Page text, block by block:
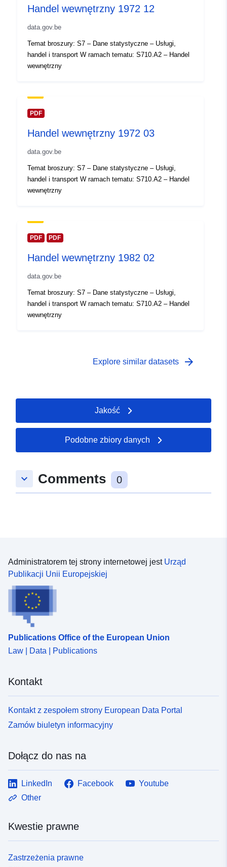
https://statbel.fgov.be/nl
February 2024
Przestrzenne:
] ]
Identyfikatory: Q15388#ID
Prawa dostępu:
coverage:
01 January 1972
Handel wewnętrzny 1972 12
data.gov.be
Temat broszury: S7 – Dane statystyczne – Usługi,
handel i transport W ramach tematu: S710.A2 – Handel
wewnętrzny
PDF
Handel wewnętrzny 1972 03
data.gov.be
Temat broszury: S7 – Dane statystyczne – Usługi,
handel i transport W ramach tematu: S710.A2 – Handel
wewnętrzny
PDF PDF
Handel wewnętrzny 1982 02
data.gov.be
Temat broszury: S7 – Dane statystyczne – Usługi,
handel i transport W ramach tematu: S710.A2 – Handel
wewnętrzny
Explore similar datasets arrow_forward
Jakość
Podobne zbiory danych
keyboard_arrow_down Comments 0
Administratorem tej strony internetowej jest Urząd
Publikacji Unii Europejskiej
Publications Office of the European Union
Law | Data | Publications
Kontakt
Kontakt z zespołem strony European Data Portal
Zamów biuletyn informacyjny
Dołącz do nas na
LinkedIn Facebook
Youtube
Other
Kwestie prawne
Zastrzeżenia prawne